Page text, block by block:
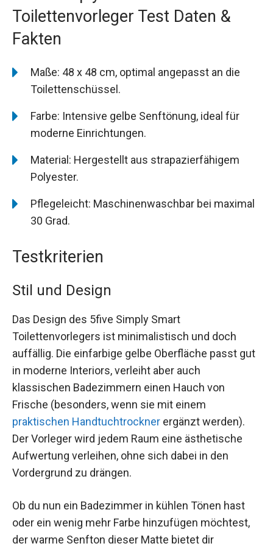
Toilettenvorleger Test Daten &
Fakten
Maße: 48 x 48 cm, optimal angepasst an die
Toilettenschüssel.
Farbe: Intensive gelbe Senftönung, ideal für
moderne Einrichtungen.
Material: Hergestellt aus strapazierfähigem
Polyester.
Pflegeleicht: Maschinenwaschbar bei maximal
30 Grad.
Testkriterien
Stil und Design
Das Design des 5five Simply Smart
Toilettenvorlegers ist minimalistisch und doch
auffällig. Die einfarbige gelbe Oberfläche passt gut
in moderne Interiors, verleiht aber auch
klassischen Badezimmern einen Hauch von
Frische (besonders, wenn sie mit einem
praktischen Handtuchtrockner ergänzt werden).
Der Vorleger wird jedem Raum eine ästhetische
Aufwertung verleihen, ohne sich dabei in den
Vordergrund zu drängen.
Ob du nun ein Badezimmer in kühlen Tönen hast
oder ein wenig mehr Farbe hinzufügen möchtest,
der warme Senfton dieser Matte bietet dir